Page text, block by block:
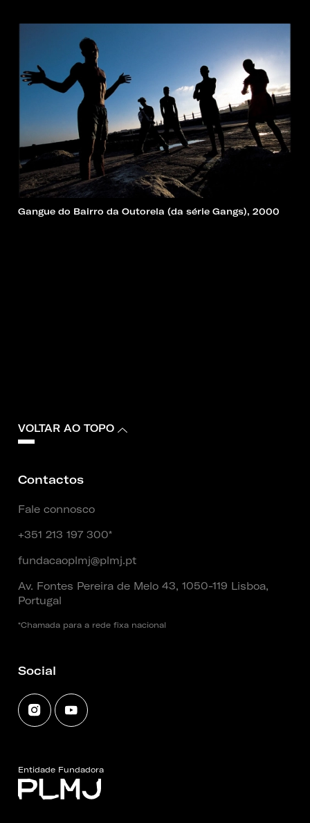
Gangue do Bairro da Outorela (da série Gangs), 2000
VOLTAR AO TOPO
Contactos
Fale connosco
+351 213 197 300*
fundacaoplmj@plmj.pt
Av. Fontes Pereira de Melo 43, 1050-119 Lisboa,
Portugal
*Chamada para a rede fixa nacional
Social
Entidade Fundadora